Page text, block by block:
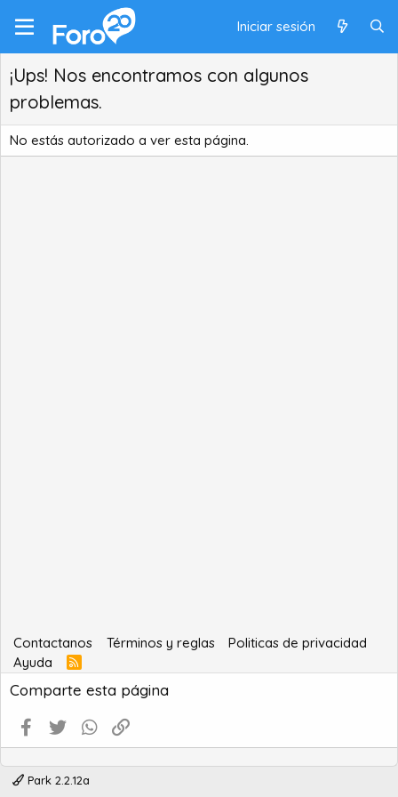
Iniciar sesión
¡Ups! Nos encontramos con algunos
problemas.
No estás autorizado a ver esta página.
Contactanos Términos y reglas
Politicas de privacidad
Ayuda
R
S
S
Comparte esta página
Facebook
Twitter WhatsApp
Park 2.2.12a